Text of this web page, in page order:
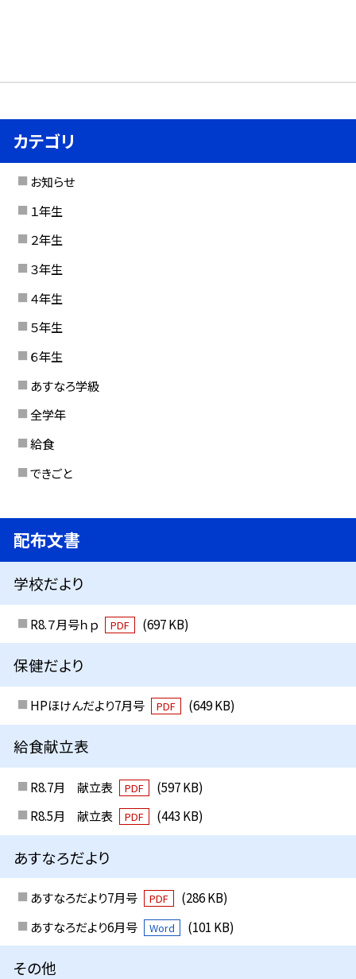
カテゴリ
お知らせ
１年生
２年生
３年生
４年生
５年生
６年生
あすなろ学級
全学年
給食
できごと
配布文書
学校だより
R8.７月号ｈｐ PDF (697 KB)
保健だより
HPほけんだより7月号 PDF (649 KB)
給食献立表
R8.7月 献立表 PDF
(597 KB)
R8.5月 献立表
PDF (443 KB)
あすなろだより
あすなろだより7月号 PDF
(286 KB)
あすなろだより6月号
Word (101 KB)
その他